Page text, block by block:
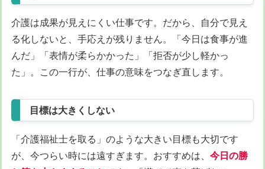
介護は成果が見えにくい仕事です。だから、自分で見え
る化しないと、手応えが残りません。「今日は食事が進
んだ」「表情が柔らかかった」「拒否が少し軽かっ
た」。この一行が、仕事の意味をつなぎ直します。
目標は大きくしない
「介護福祉士を取る」のような大きい目標も大切です
が、今つらい時には遠すぎます。おすすめは、 今日の勝